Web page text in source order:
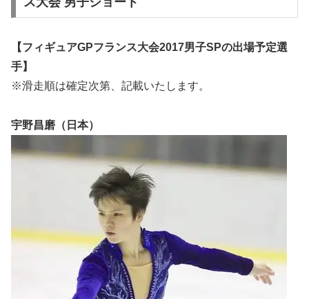
【フィギュアGPフランス大会2017男子SPの出場予定選
手】
※滑走順は確定次第、記載いたします。
宇野昌磨（日本）